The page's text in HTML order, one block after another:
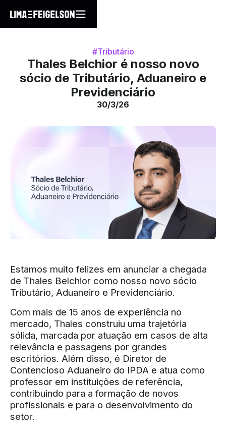
#Tributário
Thales Belchior é nosso novo
sócio de Tributário, Aduaneiro e
Previdenciário
30/3/26
Estamos muito felizes em anunciar a chegada
de Thales Belchior como nosso novo sócio
Tributário, Aduaneiro e Previdenciário.
Com mais de 15 anos de experiência no
mercado, Thales construiu uma trajetória
sólida, marcada por atuação em casos de alta
relevância e passagens por grandes
escritórios. Além disso, é Diretor de
Contencioso Aduaneiro do IPDA e atua como
professor em instituições de referência,
contribuindo para a formação de novos
profissionais e para o desenvolvimento do
setor.